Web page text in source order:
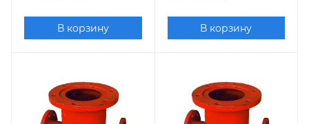
В корзину В корзину